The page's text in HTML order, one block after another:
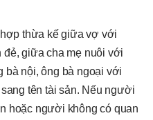
thừa kế giữa vợ với
giữa cha mẹ nuôi với
bà nội, ông bà ngoại với
tên tài sản. Nếu người
hoặc người không có quan